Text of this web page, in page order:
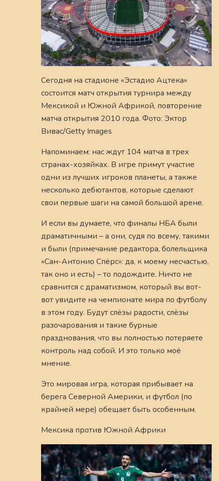
Сегодня на стадионе «Эстадио Ацтека»
состоится матч открытия турнира между
Мексикой и Южной Африкой, повторение
матча открытия 2010 года. Фото: Эктор
Вивас/Getty Images
Напоминаем: нас ждут 104 матча в трех
странах-хозяйках. В игре примут участие
одни из лучших игроков планеты, а также
несколько дебютантов, которые сделают
свои первые шаги на самой большой арене.
И если вы думаете, что финалы НБА были
драматичными – а они, судя по всему, такими
и были (примечание редактора, болельщика
«Сан-Антонио Спёрс»: да, к моему несчастью,
так оно и есть) – то подождите. Ничто не
сравнится с драматизмом, который вы вот-
вот увидите на чемпионате мира по футболу
в этом году. Будут слёзы радости, слёзы
разочарования и такие бурные
празднования, что вы полностью потеряете
контроль над собой. И это только моё
мнение.
Это мировая игра, которая прибывает на
берега Северной Америки, и футбол (по
крайней мере) обещает быть особенным.
Мексика против Южной Африки